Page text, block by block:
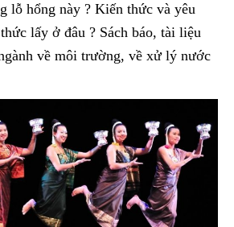
lỗ hổng này ? Kiến thức và yêu
lấy ở đâu ? Sách báo, tài liệu
về môi trường, về xử lý nước